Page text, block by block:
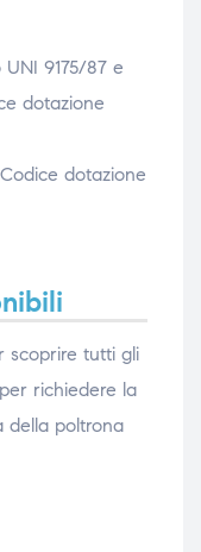
9175/87 e
dotazione
dotazione
scoprire tutti gli
richiedere la
della poltrona